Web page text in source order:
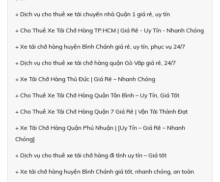
+ Dịch vụ cho thuê xe tải chuyển nhà Quận 1 giá rẻ, uy tín
+ Cho Thuê Xe Tải Chở Hàng TP.HCM | Giá Rẻ - Uy Tín - Nhanh Chóng
+ Xe tải chở hàng huyện Bình Chánh giá rẻ, uy tín, phục vụ 24/7
+ Dịch vụ cho thuê xe tải chở hàng quận Gò Vấp giá rẻ, 24/7
+ Xe Tải Chở Hàng Thủ Đức | Giá Rẻ – Nhanh Chóng
+ Cho Thuê Xe Tải Chở Hàng Quận Tân Bình – Uy Tín, Giá Tốt
+ Cho Thuê Xe Tải Chở Hàng Quận 7 Giá Rẻ | Vận Tải Thành Đạt
+ Xe Tải Chở Hàng Quận Phú Nhuận | [Uy Tín – Giá Rẻ – Nhanh
Chóng]
+ Dịch vụ cho thuê xe tải chở hàng đi tỉnh uy tín – Giá tốt
+ Xe tải chở hàng huyện Bình Chánh giá tốt, nhanh chóng, an toàn